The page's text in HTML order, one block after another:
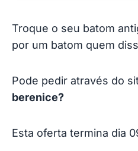
Troque o seu batom
por um batom quem
Pode pedir através do
berenice?
Esta oferta termina dia